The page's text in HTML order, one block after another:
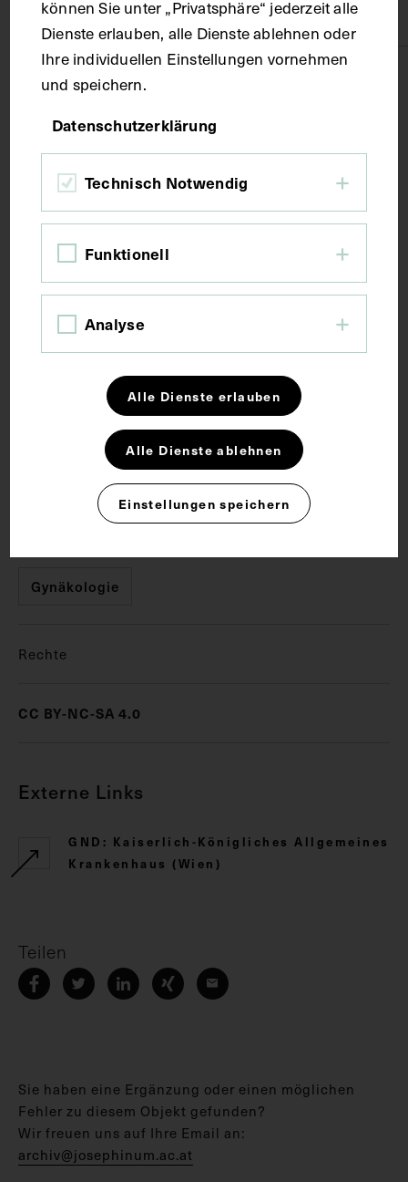
Papier
Technik
Fotografie
Bildmaß 12,3 x 17,1 cm
Kurzbeschreibung
Der Auszug ist dem Grundriss des k.k. Allgemeinen
Krankenhauses und des Narrenturms entnommen.
Er wurde für eine nicht spezifizierbare Ausstellung,
vermutlich im Josephinum, verwendet.
Schlagwörter
Gynäkologie
Rechte
CC BY-NC-SA 4.0
Externe Links
GND: Kaiserlich-Königliches Allgemeines
Krankenhaus (Wien)
Teilen
Sie haben eine Ergänzung oder einen möglichen
Fehler zu diesem Objekt gefunden?
Wir freuen uns auf Ihre Email an:
archiv@josephinum.ac.at
können Sie unter „Privatsphäre“ jederzeit alle
Dienste erlauben, alle Dienste ablehnen oder
Ihre individuellen Einstellungen vornehmen
und speichern.
Datenschutzerklärung
Technisch Notwendig
Funktionell
Analyse
Alle Dienste erlauben
Alle Dienste ablehnen
Einstellungen speichern